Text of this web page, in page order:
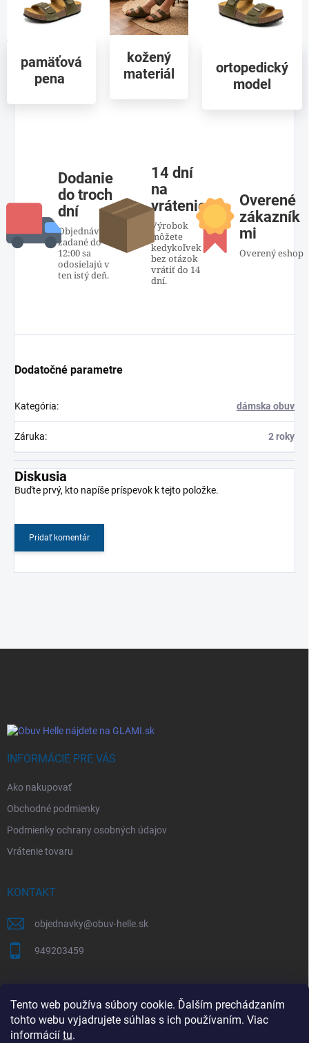
Tento web používa súbory cookie. Ďalším prechádzaním
tohto webu vyjadrujete súhlas s ich používaním. Viac
informácií tu.
pamäťová
pena
kožený
materiál
ortopedický
model
Dodanie
do troch
dní
Objednávky
zadané do
12:00 sa
odosielajú v
ten istý deň.
14 dní
na
vrátenie
Výrobok
môžete
kedykoľvek
bez otázok
vrátiť do 14
dní.
Overené
zákazník
mi
Overený eshop
Dodatočné parametre
Kategória: dámska obuv
Záruka: 2 roky
Diskusia
Buďte prvý, kto napíše príspevok k tejto položke.
Pridať komentár
INFORMÁCIE PRE VÁS
Ako nakupovať
Obchodné podmienky
Podmienky ochrany osobných údajov
Vrátenie tovaru
KONTAKT
objednavky@obuv-helle.sk
949203459
AKO SPRÁVNE VYBRAŤ VEĽKOSŤ OBUVI
Tabuľky veľkostí a správne meranie chodidla